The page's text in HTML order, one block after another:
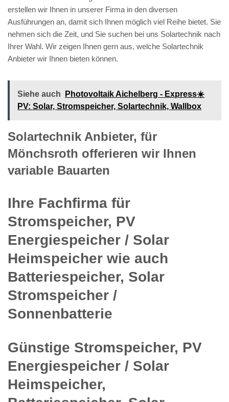
erstellen wir Ihnen in unserer Firma in den diversen
Ausführungen an, damit sich Ihnen möglich viel Reihe bietet. Sie
nehmen sich die Zeit, und Sie suchen bei uns Solartechnik nach
Ihrer Wahl. Wir zeigen Ihnen gern aus, welche Solartechnik
Anbieter wir Ihnen bieten können.
Siehe auch
Photovoltaik Aichelberg - Express☀️
PV️: Solar, Stromspeicher, Solartechnik, Wallbox
Solartechnik Anbieter, für
Mönchsroth offerieren wir Ihnen
variable Bauarten
Ihre Fachfirma für
Stromspeicher, PV
Energiespeicher / Solar
Heimspeicher wie auch
Batteriespeicher, Solar
Stromspeicher /
Sonnenbatterie
Günstige Stromspeicher, PV
Energiespeicher / Solar
Heimspeicher,